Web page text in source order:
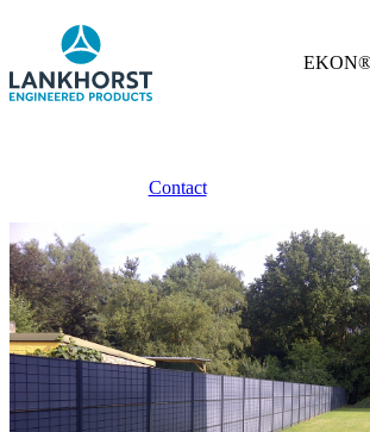
Contact